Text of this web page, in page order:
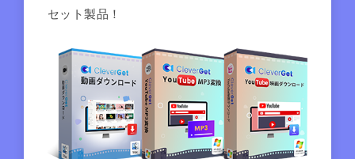
セット製品！